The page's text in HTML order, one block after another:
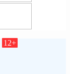
12+